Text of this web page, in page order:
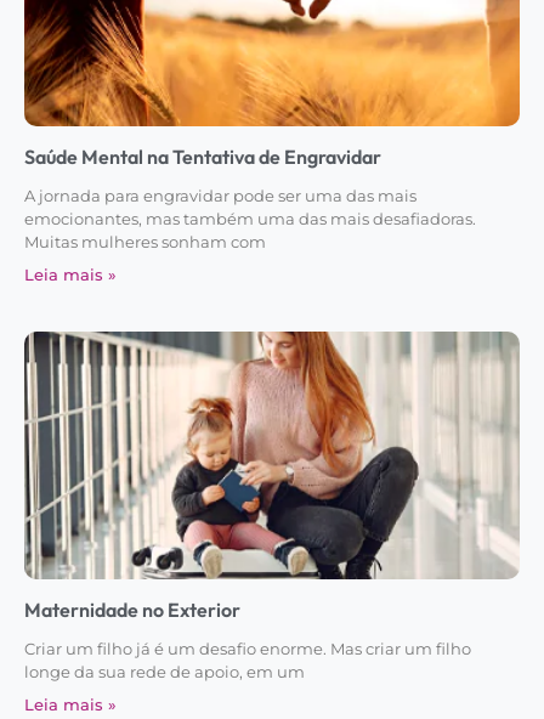
Saúde Mental na Tentativa de Engravidar
A jornada para engravidar pode ser uma das mais
emocionantes, mas também uma das mais desafiadoras.
Muitas mulheres sonham com
Leia mais »
Maternidade no Exterior
Criar um filho já é um desafio enorme. Mas criar um filho
longe da sua rede de apoio, em um
Leia mais »